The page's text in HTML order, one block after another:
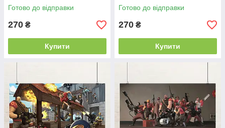
Готово до відправки
270 ₴
Купити
Готово до відправки
270 ₴
Купити